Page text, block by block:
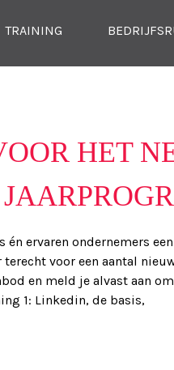
TRAINING
HET
ervaren ondernemers
voor een aantal
en meld je alvast aan
1: Linkedin, de basis,